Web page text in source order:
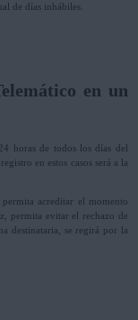
de días inhábiles.
en un
horas de todos los días del
en estos casos será a la
acreditar el momento
permita evitar el rechazo de
destinataria, se regirá por la